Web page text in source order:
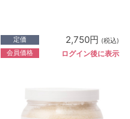
定価 2,750円 (税込)
会員価格 ログイン後に表示